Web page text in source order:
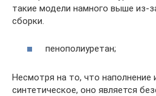
такие модели намного выше из-
сборки.
пенополиуретан;
Несмотря на то, что наполнение
синтетическое, оно является